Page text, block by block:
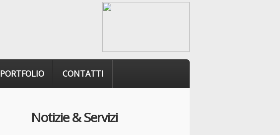
PORTFOLIO CONTATTI
Notizie & Servizi